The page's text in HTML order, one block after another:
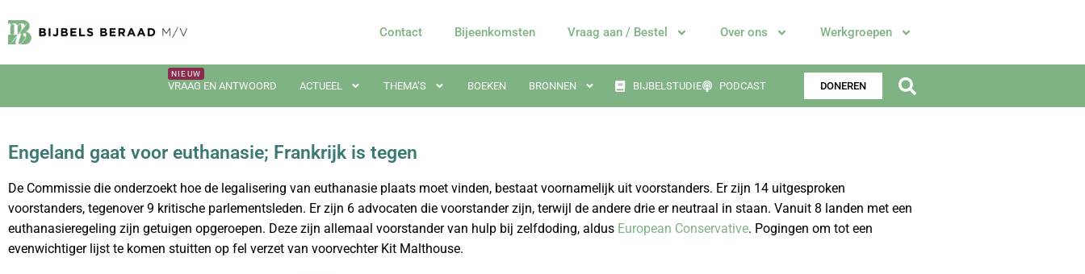
Contact Bijeenkomsten Vraag aan / Bestel Over ons Werkgroepen
VRAAG EN ANTWOORD ACTUEEL THEMA’S BOEKEN BRONNEN BIJBELSTUDIE PODCAST DONEREN
Engeland gaat voor euthanasie; Frankrijk is tegen
De Commissie die onderzoekt hoe de legalisering van euthanasie plaats moet vinden, bestaat voornamelijk uit voorstanders. Er zijn 14 uitgesproken
voorstanders, tegenover 9 kritische parlementsleden. Er zijn 6 advocaten die voorstander zijn, terwijl de andere drie er neutraal in staan. Vanuit 8 landen met een
euthanasieregeling zijn getuigen opgeroepen. Deze zijn allemaal voorstander van hulp bij zelfdoding, aldus European Conservative. Pogingen om tot een
evenwichtiger lijst te komen stuitten op fel verzet van voorvechter Kit Malthouse.